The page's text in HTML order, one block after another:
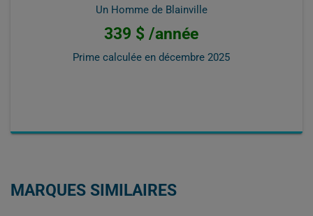
Un Homme de Blainville
339 $ /année
Prime calculée en décembre 2025
MARQUES SIMILAIRES